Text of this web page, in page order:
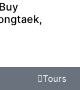
Tours